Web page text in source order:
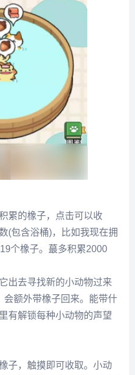
累的橡子，点击可以收
(包含浴桶)，比如我现在拥
个橡子。蕞多积累2000
出去寻找新的小动物过来
会额外带橡子回来。能带什
有解锁每种小动物的声望
子，触摸即可收取。小动